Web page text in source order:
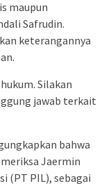
maupun
Safrudin.
keterangannya
Silakan
jawab terkait
bahwa
Jaermin
(PT PIL), sebagai